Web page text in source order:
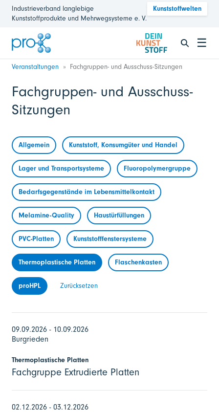
Industrieverband langlebige
Kunststoffprodukte und Mehrwegsysteme e. V.
Kunststoffwelten
☰
Veranstaltungen Fachgruppen- und Ausschuss-Sitzungen
Fachgruppen- und Ausschuss-
Sitzungen
Allgemein Kunststoff, Konsumgüter und Handel
Lager und Transportsysteme Fluoropolymergruppe
Bedarfsgegenstände im Lebensmittelkontakt
Melamine-Quality Haustürfüllungen
PVC-Platten Kunststofffenstersysteme
Thermoplastische Platten Flaschenkasten
proHPL Zurücksetzen
09.09.2026 - 10.09.2026
Burgrieden
Thermoplastische Platten
Fachgruppe Extrudierte Platten
02.12.2026 - 03.12.2026